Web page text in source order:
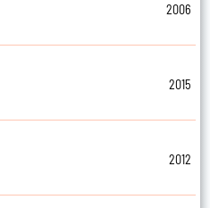
2006
2015
2012